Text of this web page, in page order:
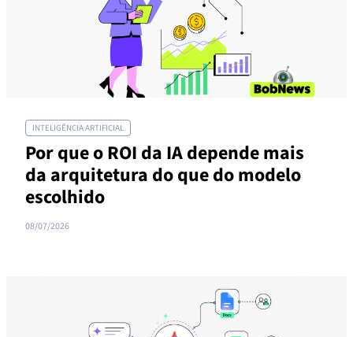
INTELIGÊNCIA ARTIFICIAL
Por que o ROI da IA depende mais
da arquitetura do que do modelo
escolhido
08/07/2026